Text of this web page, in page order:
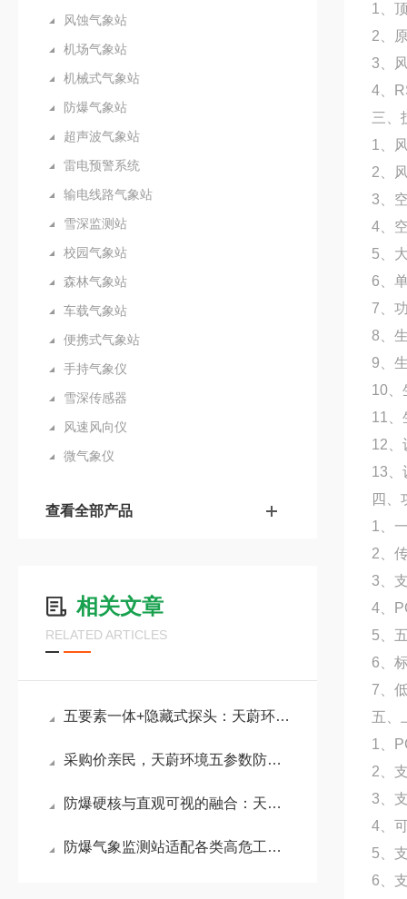
风蚀气象站
机场气象站
机械式气象站
防爆气象站
超声波气象站
雷电预警系统
输电线路气象站
雪深监测站
校园气象站
森林气象站
车载气象站
便携式气象站
手持气象仪
雪深传感器
风速风向仪
微气象仪
查看全部产品
相关文章
RELATED ARTICLES
五要素一体+隐藏式探头：天蔚环境防爆气象站破解雨雪遮挡与机械损耗难题
采购价亲民，天蔚环境五参数防爆气象站，全固态免维护设计让长期投入更划算
防爆硬核与直观可视的融合：天蔚环境防爆气象站重塑安全巡检体验
防爆气象监测站适配各类高危工业场景：为石油化工、煤矿隧道等提供数据支撑
1、
2、
3、
4、
三、
1、
2、
3、
4、
5、
6、
7、
8、
9、
10、
11、
12、
13、
四、
1、
2、
3、
4、
5、
6、
7、
五、
1、
2、
3、
4、
5、
6、